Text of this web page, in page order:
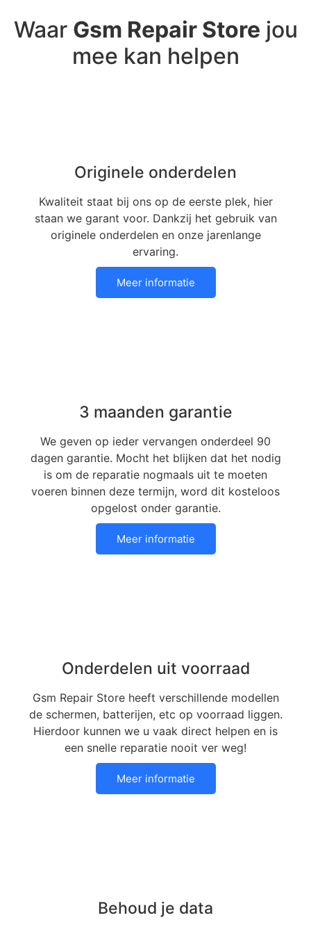
Waar Gsm Repair Store jou
mee kan helpen
Originele onderdelen
Kwaliteit staat bij ons op de eerste plek, hier
staan we garant voor. Dankzij het gebruik van
originele onderdelen en onze jarenlange
ervaring.
Meer informatie
3 maanden garantie
We geven op ieder vervangen onderdeel 90
dagen garantie. Mocht het blijken dat het nodig
is om de reparatie nogmaals uit te moeten
voeren binnen deze termijn, word dit kosteloos
opgelost onder garantie.
Meer informatie
Onderdelen uit voorraad
Gsm Repair Store heeft verschillende modellen
de schermen, batterijen, etc op voorraad liggen.
Hierdoor kunnen we u vaak direct helpen en is
een snelle reparatie nooit ver weg!
Meer informatie
Behoud je data